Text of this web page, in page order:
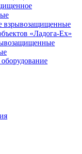
взрывозащищенные
«Ладога-Ex»